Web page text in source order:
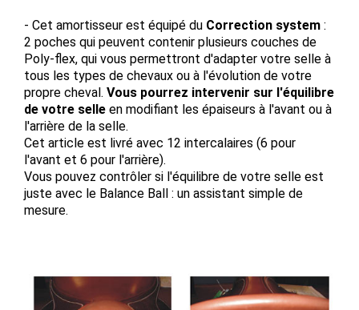
- Cet amortisseur est équipé du Correction system :
2 poches qui peuvent contenir plusieurs couches de
Poly-flex, qui vous permettront d'adapter votre selle à
tous les types de chevaux ou à l'évolution de votre
propre cheval. Vous pourrez intervenir sur l'équilibre
de votre selle en modifiant les épaiseurs à l'avant ou à
l'arrière de la selle.
Cet article est livré avec 12 intercalaires (6 pour
l'avant et 6 pour l'arrière).
Vous pouvez contrôler si l'équilibre de votre selle est
juste avec le Balance Ball : un assistant simple de
mesure.